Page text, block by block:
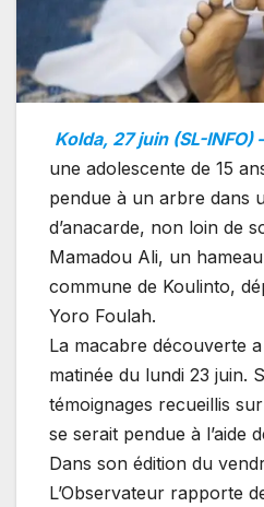
Kolda, 27 juin (SL-INFO)
une adolescente de 15
pendue à un arbre dans
d’anacarde, non loin de
Mamadou Ali, un
commune de Koulinto,
Yoro Foulah.
La macabre découverte
matinée du lundi 23 juin.
témoignages recueillis
se serait pendue à l’aide
Dans son édition du
L’Observateur rapporte